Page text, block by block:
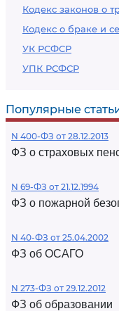
Кодекс законов о
Кодекс о браке и
УК РСФСР
УПК РСФСР
Популярные
N 400-ФЗ от 28.12.2013
ФЗ о страховых
N 69-ФЗ от 21.12.1994
ФЗ о пожарной
N 40-ФЗ от 25.04.2002
ФЗ об ОСАГО
N 273-ФЗ от 29.12.2012
ФЗ об образовании